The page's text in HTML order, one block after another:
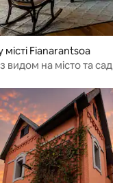
Fianarantsoa
видом на місто та сад